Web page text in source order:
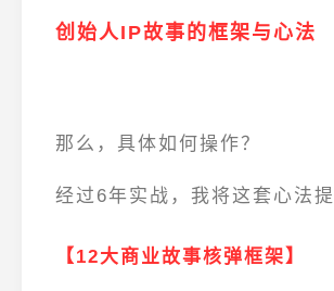
创始人IP故事的框架与心法
那么，具体如何操作？
经过6年实战，我将这套心法提
【12大商业故事核弹框架】